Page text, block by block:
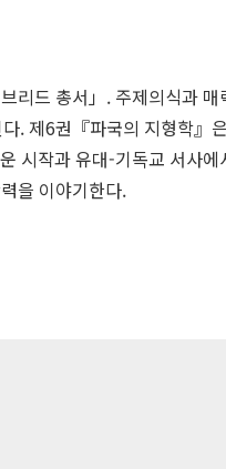
리드 총서」. 주제의식과
. 제6권『파국의 지형학
시작과 유대-기독교 서사
을 이야기한다.